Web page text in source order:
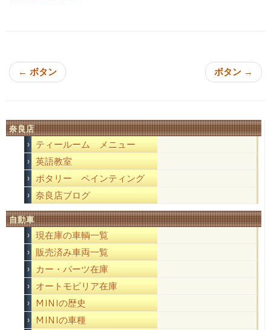
← ボタン ボタン →
奈良店
ティールーム メニュー
英語教室
ポタリー ペインティング
奈良店ブログ
自動車
現在庫の車輌一覧
販売済み車両一覧
カー・パーツ在庫
オートモビリア在庫
MINIの歴史
MINIの車種